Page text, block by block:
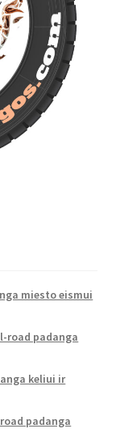
miesto eismui
road padanga
keliui ir
padanga